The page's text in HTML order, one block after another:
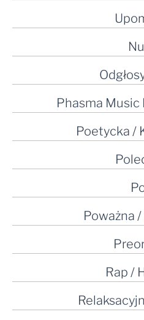
Phasma Music
Poetycka /
Poważna
Rap /